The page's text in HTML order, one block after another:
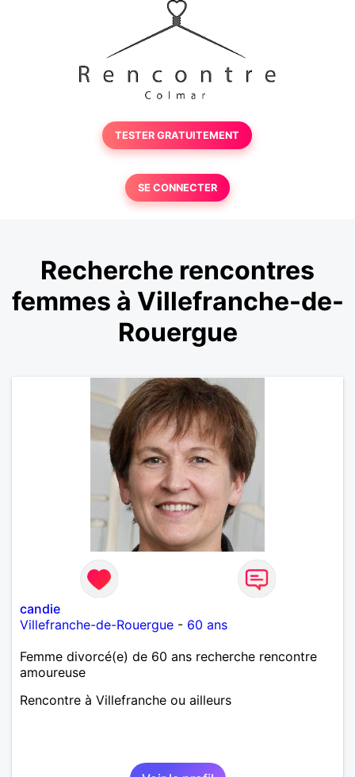
TESTER GRATUITEMENT
SE CONNECTER
Recherche rencontres
femmes à Villefranche-de-
Rouergue
candie
Villefranche-de-Rouergue - 60 ans
Femme divorcé(e) de 60 ans recherche rencontre
amoureuse
Rencontre à Villefranche ou ailleurs